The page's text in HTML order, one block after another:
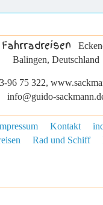
Balingen, Deutschland
96 75 322,
info@guido-
Kontakt
Rad und Schiff